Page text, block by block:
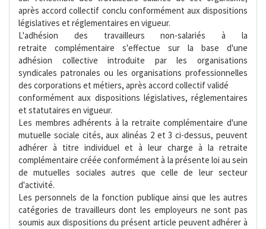
après accord collectif conclu conformément aux dispositions
législatives et réglementaires en vigueur.
L'adhésion des travailleurs non-salariés à la
retraite complémentaire s'effectue sur la base d'une
adhésion collective introduite par les organisations
syndicales patronales ou les organisations professionnelles
des corporations et métiers, après accord collectif validé
conformément aux dispositions législatives, réglementaires
et statutaires en vigueur.
Les membres adhérents à la retraite complémentaire d'une
mutuelle sociale cités, aux alinéas 2 et 3 ci-dessus, peuvent
adhérer à titre individuel et à leur charge à la retraite
complémentaire créée conformément à la présente loi au sein
de mutuelles sociales autres que celle de leur secteur
d'activité.
Les personnels de la fonction publique ainsi que les autres
catégories de travailleurs dont les employeurs ne sont pas
soumis aux dispositions du présent article peuvent adhérer à